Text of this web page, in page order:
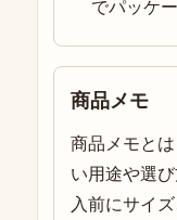
でパッケ
商品メモ
商品メモと
い用途や選
入前にサイ